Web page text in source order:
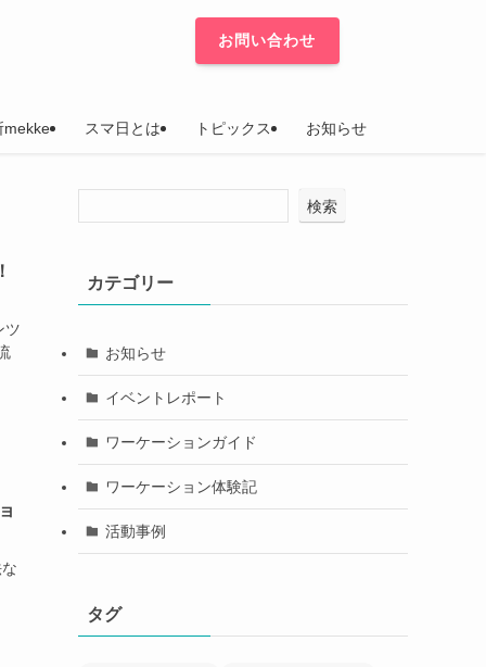
mekke スマ日とは トピックス お知らせ
お問い合わせ
ツ
検索
カテゴリー
お知らせ
イベントレポート
ワーケーションガイド
ワーケーション体験記
活動事例
タグ